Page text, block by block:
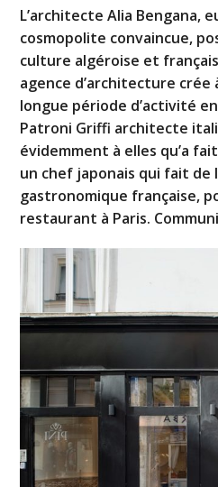
L’architecte Alia Bengana,
cosmopolite convaincue,
culture algéroise et
agence d’architecture crée
longue période d’activité
Patroni Griffi architecte
évidemment à elles qu’a
un chef japonais qui fait de
gastronomique française,
restaurant à Paris.